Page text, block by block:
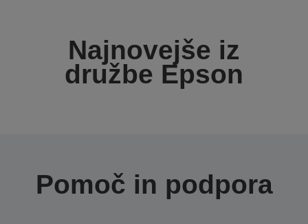
Najnovejše iz
družbe Epson
Pomoč in podpora